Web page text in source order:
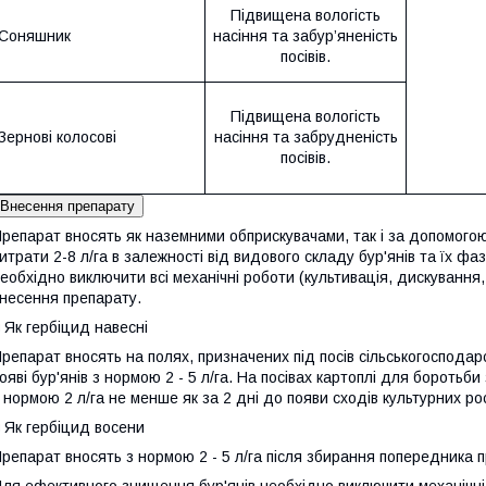
Підвищена вологість
насіння та забур’яненість
посівів.
колосові
Підвищена вологість
насіння та забрудненість
посівів.
Внесення препарату
вносять як наземними обприскувачами, так і за
2-8 л/га в залежності від видового складу бур'янів та їх
виключити всі механічні роботи (культивація,
препарату.
Як гербіцид навесні
вносять на полях, призначених під посів
бур'янів з нормою 2 - 5 л/га. На посівах картоплі для
нормою 2 л/га не менше як за 2 дні до появи сходів культурних
Як гербіцид восени
вносять з нормою 2 - 5 л/га після збирання попередника